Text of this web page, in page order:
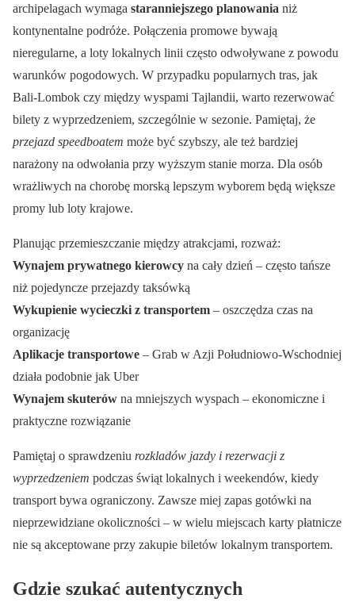
archipelagach wymaga staranniejszego planowania niż
kontynentalne podróże. Połączenia promowe bywają
nieregularne, a loty lokalnych linii często odwoływane z powodu
warunków pogodowych. W przypadku popularnych tras, jak
Bali-Lombok czy między wyspami Tajlandii, warto rezerwować
bilety z wyprzedzeniem, szczególnie w sezonie. Pamiętaj, że
przejazd speedboatem może być szybszy, ale też bardziej
narażony na odwołania przy wyższym stanie morza. Dla osób
wrażliwych na chorobę morską lepszym wyborem będą większe
promy lub loty krajowe.
Planując przemieszczanie między atrakcjami, rozważ:
Wynajem prywatnego kierowcy na cały dzień – często tańsze
niż pojedyncze przejazdy taksówką
Wykupienie wycieczki z transportem – oszczędza czas na
organizację
Aplikacje transportowe – Grab w Azji Południowo-Wschodniej
działa podobnie jak Uber
Wynajem skuterów na mniejszych wyspach – ekonomiczne i
praktyczne rozwiązanie
Pamiętaj o sprawdzeniu rozkladów jazdy i rezerwacji z
wyprzedzeniem podczas świąt lokalnych i weekendów, kiedy
transport bywa ograniczony. Zawsze miej zapas gotówki na
nieprzewidziane okoliczności – w wielu miejscach karty płatnicze
nie są akceptowane przy zakupie biletów lokalnym transportem.
Gdzie szukać autentycznych